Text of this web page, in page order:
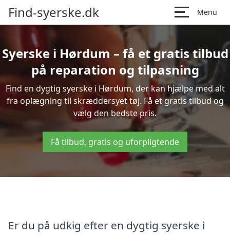
Find-syerske.dk Menu
Syerske i Hørdum – få et gratis tilbud
på reparation og tilpasning
Find en dygtig syerske i Hørdum, der kan hjælpe med alt
fra oplægning til skræddersyet tøj. Få et gratis tilbud og
vælg den bedste pris.
Få tilbud, gratis og uforpligtende
Er du på udkig efter en dygtig syerske i